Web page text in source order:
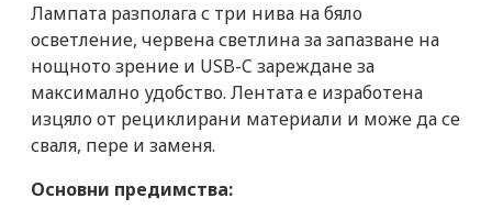
Лампата разполага с три нива на бяло
осветление, червена светлина за запазване на
нощното зрение и USB-C зареждане за
максимално удобство. Лентата е изработена
изцяло от рециклирани материали и може да се
сваля, пере и заменя.
Основни предимства: